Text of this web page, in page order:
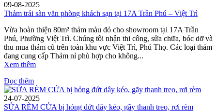
09-08-2025
Thảm trải sàn văn phòng khách sạn tại 17A Trần Phú – Việt Trì
Vừa hoàn thiện 80m² thảm màu đỏ cho showroom tại 17A Trần
Phú, Phường Việt Trì. Chúng tôi nhận thi công, sửa chữa, bóc dỡ và
thu mua thảm cũ trên toàn khu vực Việt Trì, Phú Thọ. Các loại thảm
đang cung cấp Thảm nỉ phù hợp cho không...
Xem thêm
Đọc thêm
24-07-2025
SỬA RÈM CỬA bị hỏng đứt dây kéo, gãy thanh treo, rơi rèm